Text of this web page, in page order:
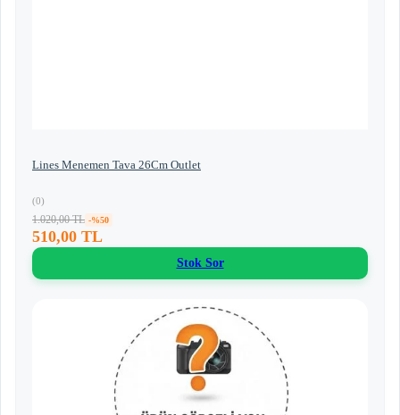
Lines Menemen Tava 26Cm Outlet
(0)
1.020,00 TL -%50
510,00 TL
Stok Sor